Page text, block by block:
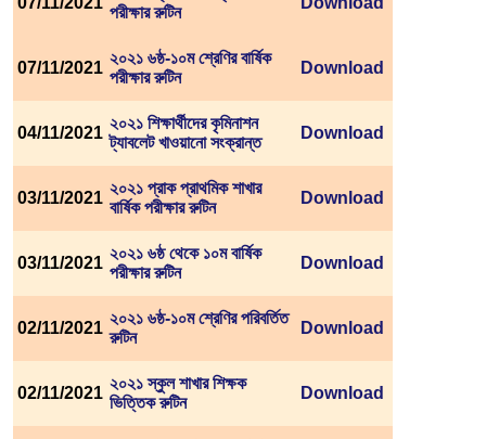
পরীক্ষার রুটিন
07/11/2021
২০২১ ৬ষ্ঠ-১০ম শ্রেণির বার্ষিক
পরীক্ষার রুটিন
Download
04/11/2021
২০২১ শিক্ষার্থীদের কৃমিনাশন
ট্যাবলেট খাওয়ানো সংক্রান্ত
Download
03/11/2021
২০২১ প্রাক প্রাথমিক শাখার
বার্ষিক পরীক্ষার রুটিন
Download
03/11/2021
২০২১ ৬ষ্ঠ থেকে ১০ম বার্ষিক
পরীক্ষার রুটিন
Download
02/11/2021
২০২১ ৬ষ্ঠ-১০ম শ্রেণির পরিবর্তিত
রুটিন
Download
02/11/2021
২০২১ স্কুল শাখার শিক্ষক
ভিত্তিক রুটিন
Download